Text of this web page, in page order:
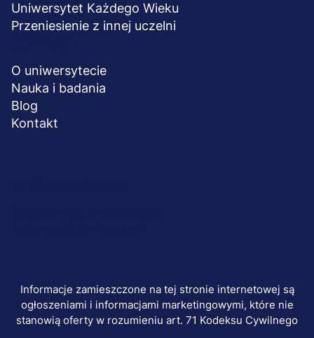
Uniwersytet Każdego Wieku
Przeniesienie z innej uczelni
O uniwersytecie
Nauka i badania
Blog
Kontakt
Informacje zamieszczone na tej stronie internetowej są
ogłoszeniami i informacjami marketingowymi, które nie
stanowią oferty w rozumieniu art. 71 Kodeksu Cywilnego